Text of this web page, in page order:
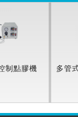
制點膠機 多管